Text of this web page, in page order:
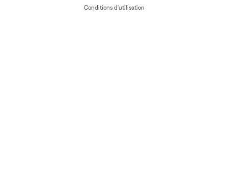
Conditions d'utilisation